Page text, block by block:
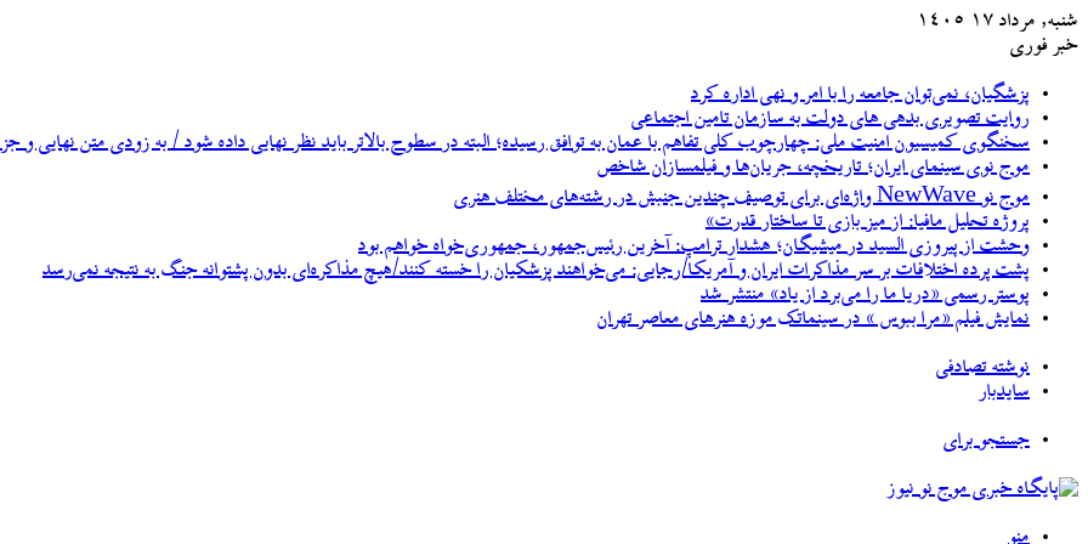
شنبه, مرداد ۱۷ ۱۴۰۵
خبر فوری
پزشگیان، نمی‌توان جامعه را با امر و نهی اداره کرد
روایت تصویری بدهی های دولت به سازمان تامین اجتماعی
سخنگوی کمیسیون امنیت ملی: چهارچوب کلی تفاهم با عمان به توافق رسیده؛ البته در سطوح بالاتر باید نظر نهایی داده شود / به زودی متن نهایی و
موج نوی سینمای ایران؛ تاریخچه، جریان‌ها و فیلمسازان شاخص
موج نو NewWave واژه‌ای برای توصیف چندین جنبش در رشته‌های مختلف هنری
پروژه تحلیل مافیا: از میز بازی تا ساختار قدرت»
وحشت از پیروزی السید در میشیگان؛ هشدار ترامپ: آخرین رئیس‌جمهور، جمهوری‌خواه خواهم بود
پشت پرده اختلافات بر سر مذاکرات ایران و آمریکا/رجایی: می‌خواهند پزشکیان را خسته کنند/هیچ مذاکره‌ای بدون پشتوانه جنگ به نتیجه نمی‌رسد
پوستر رسمی «دریا ما را می‌برد از یاد» منتشر شد
نمایش فیلم «مرا ببوس » در سینماتک موزه هنرهای معاصر تهران
نوشته تصادفی
سایدبار
جستجو برای
منو